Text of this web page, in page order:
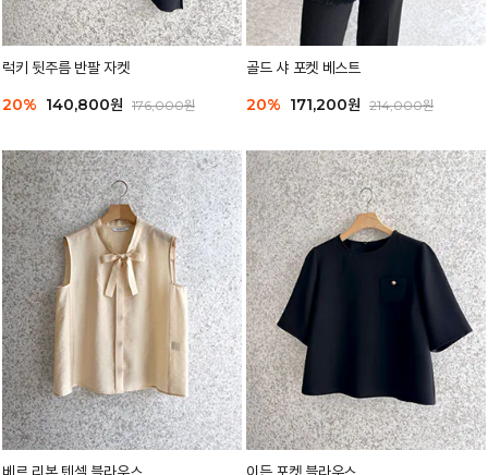
럭키 뒷주름 반팔 자켓
20% 140,800원 176,000원
골드 샤 포켓 베스트
20% 171,200원 214,000원